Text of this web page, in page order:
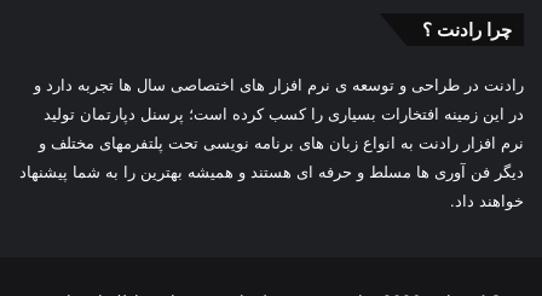
چرا رادنت ؟
رادنت در طراحی و توسعه ی نرم افزار های اختصاصی سال ها تجربه دارد و
در این زمینه افتخارات بسیاری را کسب کرده است؛ پرسنل دپارتمان تولید
نرم افزار رادنت به انواع زبان های برنامه نویسی تحت پلتفرمهای مختلف و
دیگر فن آوری ها مسلط و حرفه ای هستند و همیشه بهترین را به شما پیشنهاد
خواهند داد.